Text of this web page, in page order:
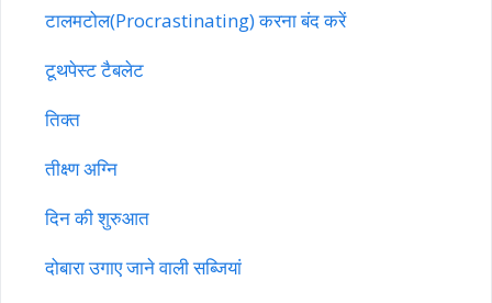
टालमटोल(Procrastinating) करना बंद करें
टूथपेस्ट टैबलेट
तिक्त
तीक्ष्ण अग्नि
दिन की शुरुआत
दोबारा उगाए जाने वाली सब्जियां